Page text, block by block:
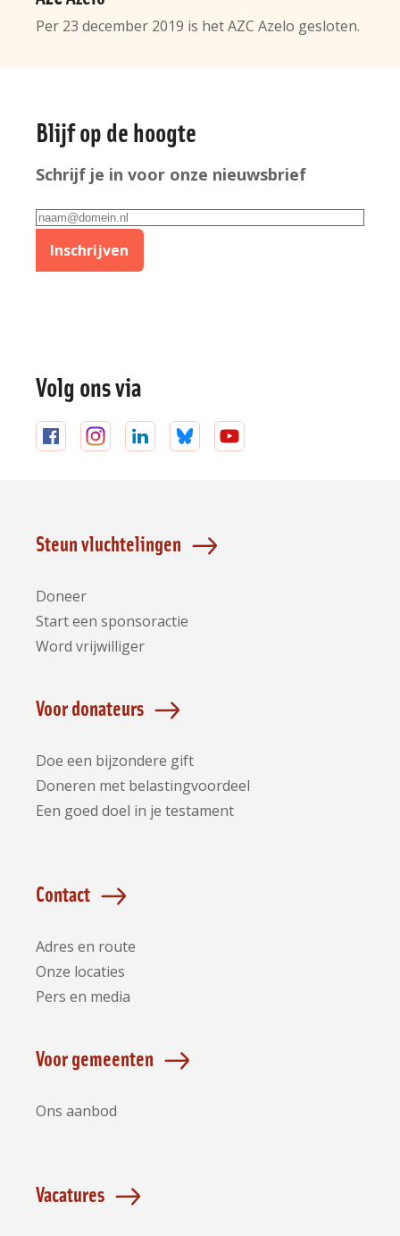
Per 23 december 2019 is het AZC Azelo gesloten.
informatie
Blijf op de hoogte
Schrijf je in voor onze nieuwsbrief
E-
mailadres
Inschrijven
Volg ons via
Volg
Volg
Volg
Volg
Volg
Steun vluchtelingen
Doneer
Start een sponsoractie
Word vrijwilliger
Voor donateurs
Doe een bijzondere gift
Doneren met belastingvoordeel
Een goed doel in je testament
Contact
Adres en route
Onze locaties
Pers en media
Voor gemeenten
Ons aanbod
Vacatures